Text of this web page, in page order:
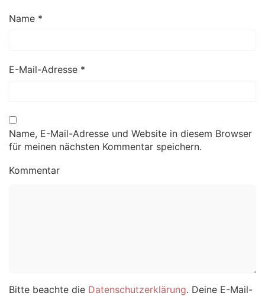
Name *
E-Mail-Adresse *
Name, E-Mail-Adresse und Website in diesem Browser
für meinen nächsten Kommentar speichern.
Kommentar
Bitte beachte die Datenschutzerklärung. Deine E-Mail-